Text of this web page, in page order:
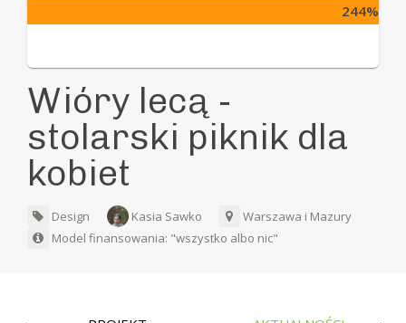
244%
Wióry lecą -
stolarski piknik dla
kobiet
Design Kasia Sawko
Warszawa i Mazury
Model finansowania: "wszystko albo nic"